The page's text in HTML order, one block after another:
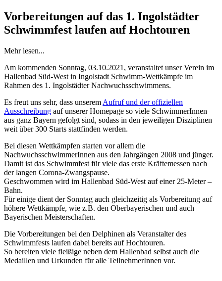
Vorbereitungen auf das 1. Ingolstädter
Schwimmfest laufen auf Hochtouren
Mehr lesen...
Am kommenden Sonntag, 03.10.2021, veranstaltet unser Verein im
Hallenbad Süd-West in Ingolstadt Schwimm-Wettkämpfe im
Rahmen des 1. Ingolstädter Nachwuchsschwimmens.
Es freut uns sehr, dass unserem Aufruf und der offiziellen
Ausschreibung auf unserer Homepage so viele SchwimmerInnen
aus ganz Bayern gefolgt sind, sodass in den jeweiligen Disziplinen
weit über 300 Starts stattfinden werden.
Bei diesen Wettkämpfen starten vor allem die
NachwuchsschwimmerInnen aus den Jahrgängen 2008 und jünger.
Damit ist das Schwimmfest für viele das erste Kräftemessen nach
der langen Corona-Zwangspause.
Geschwommen wird im Hallenbad Süd-West auf einer 25-Meter –
Bahn.
Für einige dient der Sonntag auch gleichzeitig als Vorbereitung auf
höhere Wettkämpfe, wie z.B. den Oberbayerischen und auch
Bayerischen Meisterschaften.
Die Vorbereitungen bei den Delphinen als Veranstalter des
Schwimmfests laufen dabei bereits auf Hochtouren.
So bereiten viele fleißige neben dem Hallenbad selbst auch die
Medaillen und Urkunden für alle TeilnehmerInnen vor.